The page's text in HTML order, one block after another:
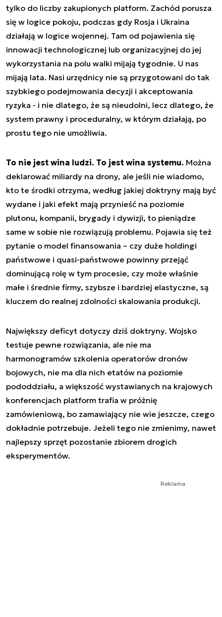
tylko do liczby zakupionych platform. Zachód porusza
się w logice pokoju, podczas gdy Rosja i Ukraina
działają w logice wojennej. Tam od pojawienia się
innowacji technologicznej lub organizacyjnej do jej
wykorzystania na polu walki mijają tygodnie. U nas
mijają lata. Nasi urzędnicy nie są przygotowani do tak
szybkiego podejmowania decyzji i akceptowania
ryzyka - i nie dlatego, że są nieudolni, lecz dlatego, że
system prawny i proceduralny, w którym działają, po
prostu tego nie umożliwia.
To nie jest wina ludzi. To jest wina systemu. Można
deklarować miliardy na drony, ale jeśli nie wiadomo,
kto te środki otrzyma, według jakiej doktryny mają być
wydane i jaki efekt mają przynieść na poziomie
plutonu, kompanii, brygady i dywizji, to pieniądze
same w sobie nie rozwiązują problemu. Pojawia się też
pytanie o model finansowania – czy duże holdingi
państwowe i quasi-państwowe powinny przejąć
dominującą rolę w tym procesie, czy może właśnie
małe i średnie firmy, szybsze i bardziej elastyczne, są
kluczem do realnej zdolności skalowania produkcji.
Największy deficyt dotyczy dziś doktryny. Wojsko
testuje pewne rozwiązania, ale nie ma
harmonogramów szkolenia operatorów dronów
bojowych, nie ma dla nich etatów na poziomie
pododdziału, a większość wystawianych na krajowych
konferencjach platform trafia w próżnię
zamówieniową, bo zamawiający nie wie jeszcze, czego
dokładnie potrzebuje. Jeżeli tego nie zmienimy, nawet
najlepszy sprzęt pozostanie zbiorem drogich
eksperymentów.
Reklama